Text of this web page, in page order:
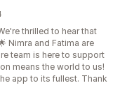
thrilled to hear that
Nimra and Fatima are
team is here to support
means the world to us!
app to its fullest. Thank